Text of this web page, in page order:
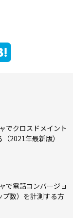
でクロスドメイント
2021年最新版）
で電話コンバージョ
プ数）を計測する方